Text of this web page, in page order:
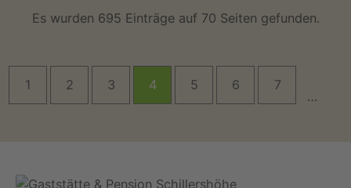
Es wurden 695 Einträge auf 70 Seiten gefunden.
1 2 3 4 5 6 7
…